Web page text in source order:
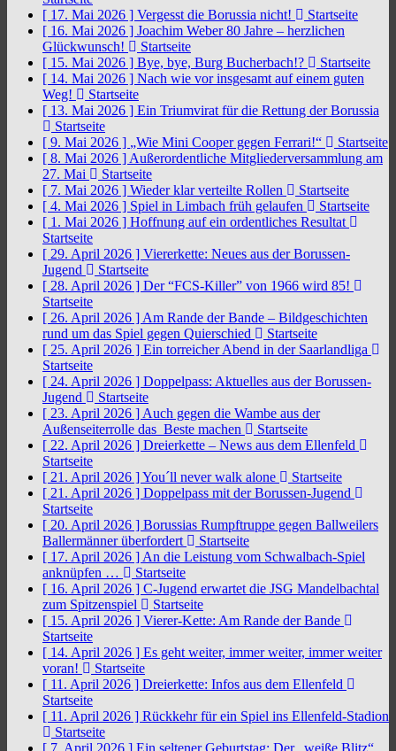
[ 17. Mai 2026 ] Vergesst die Borussia nicht!
Startseite
[ 16. Mai 2026 ] Joachim Weber 80 Jahre – herzlichen
Glückwunsch!
Startseite
[ 15. Mai 2026 ] Bye, bye, Burg Bucherbach!?
Startseite
[ 14. Mai 2026 ] Nach wie vor insgesamt auf einem guten
Weg!
Startseite
[ 13. Mai 2026 ] Ein Triumvirat für die Rettung der Borussia
Startseite
[ 9. Mai 2026 ] „Wie Mini Cooper gegen Ferrari!“
Startseite
[ 8. Mai 2026 ] Außerordentliche Mitgliederversammlung am
27. Mai
Startseite
[ 7. Mai 2026 ] Wieder klar verteilte Rollen
Startseite
[ 4. Mai 2026 ] Spiel in Limbach früh gelaufen
Startseite
[ 1. Mai 2026 ] Hoffnung auf ein ordentliches Resultat
Startseite
[ 29. April 2026 ] Viererkette: Neues aus der Borussen-
Jugend
Startseite
[ 28. April 2026 ] Der “FCS-Killer” von 1966 wird 85!
Startseite
[ 26. April 2026 ] Am Rande der Bande – Bildgeschichten
rund um das Spiel gegen Quierschied
Startseite
[ 25. April 2026 ] Ein torreicher Abend in der Saarlandliga
Startseite
[ 24. April 2026 ] Doppelpass: Aktuelles aus der Borussen-
Jugend
Startseite
[ 23. April 2026 ] Auch gegen die Wambe aus der
Außenseiterrolle das Beste machen
Startseite
[ 22. April 2026 ] Dreierkette – News aus dem Ellenfeld
Startseite
[ 21. April 2026 ]You´ll never walk alone
Startseite
[ 21. April 2026 ] Doppelpass mit der Borussen-Jugend
Startseite
[ 20. April 2026 ] Borussias Rumpftruppe gegen Ballweilers
Ballermänner überfordert
Startseite
[ 17. April 2026 ] An die Leistung vom Schwalbach-Spiel
anknüpfen …
Startseite
[ 16. April 2026 ] C-Jugend erwartet die JSG Mandelbachtal
zum Spitzenspiel
Startseite
[ 15. April 2026 ] Vierer-Kette: Am Rande der Bande
Startseite
[ 14. April 2026 ] Es geht weiter, immer weiter, immer weiter
voran!
Startseite
[ 11. April 2026 ] Dreierkette: Infos aus dem Ellenfeld
Startseite
[ 11. April 2026 ] Rückkehr für ein Spiel ins Ellenfeld-Stadion
Startseite
[ 7. April 2026 ] Ein seltener Geburtstag: Der „weiße Blitz“